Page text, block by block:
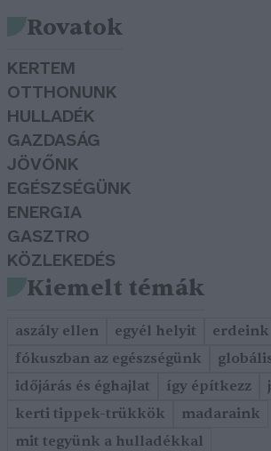
Rovatok
KERTEM
OTTHONUNK
HULLADÉK
GAZDASÁG
JÖVŐNK
EGÉSZSÉGÜNK
ENERGIA
GASZTRO
KÖZLEKEDÉS
Kiemelt témák
aszály ellen egyél helyit
erdeink
fókuszban az egészségünk
időjárás és éghajlat
így építkezz
kerti tippek-trükkök
madaraink
mit tegyünk a hulladékkal